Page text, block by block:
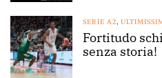
SERIE A2
Fortitudo
senza storia!